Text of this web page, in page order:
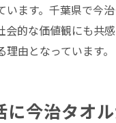
います。千葉県で今
会的な価値観にも共
由となっています。
に今治タオ